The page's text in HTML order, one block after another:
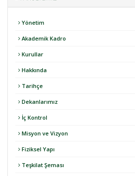
Yönetim
Akademik Kadro
Kurullar
Hakkında
Tarihçe
Dekanlarımız
İç Kontrol
Misyon ve Vizyon
Fiziksel Yapı
Teşkilat Şeması